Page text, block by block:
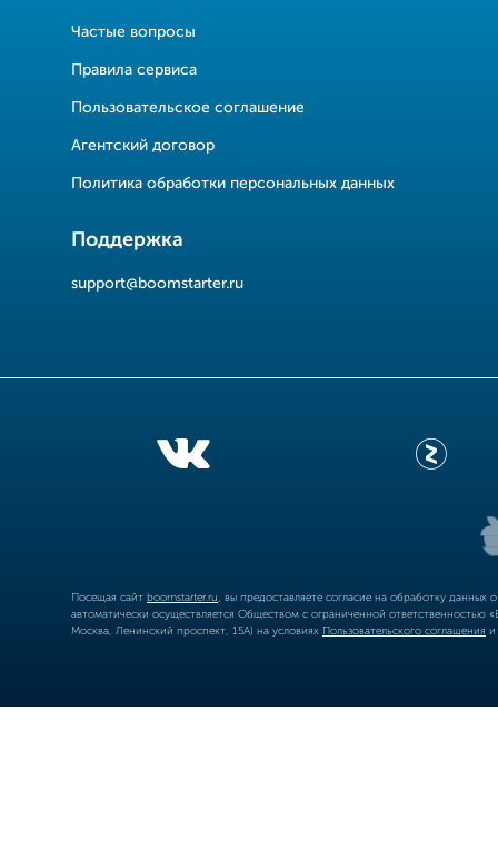
Частые вопросы
Правила сервиса
Пользовательское соглашение
Агентский договор
Политика обработки персональных данных
Поддержка
support@boomstarter.ru
Посещая сайт boomstarter.ru , вы предоставляете согласие на обработку
автоматически осуществляется Обществом с ограниченной
Москва, Ленинский проспект, 15А) на условиях Пользовательского соглашения и